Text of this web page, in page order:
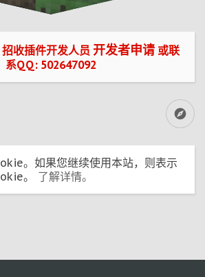
收插件开发人员 开发者申请 或联
系QQ: 502647092
。如果您继续使用本站，则表示
。 了解详情。